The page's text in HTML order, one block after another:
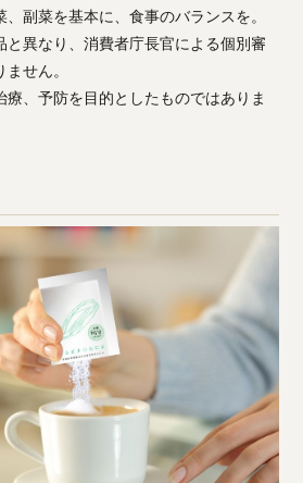
副菜を基本に、食事のバランスを。
異なり、消費者庁長官による個別審
せん。
、予防を目的としたものではありま